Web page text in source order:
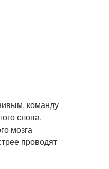
команду
слова.
мозга
проводят